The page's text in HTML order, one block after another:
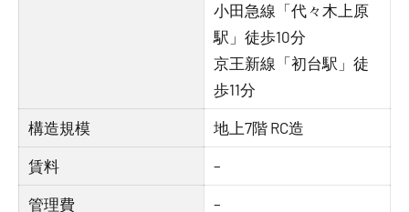
小田急線「代々木上原
駅」徒歩10分
京王新線「初台駅」徒
歩11分
構造規模 地上7階 RC造
賃料 –
管理費 –